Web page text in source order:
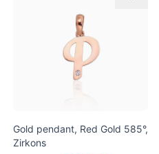
Gold pendant, Red Gold 585°,
Zirkons